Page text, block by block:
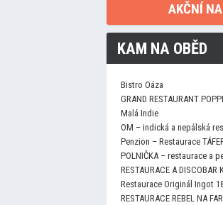
AKČNÍ
KAM NA OBĚD
Bistro Oáza
GRAND RESTAURANT
Malá Indie
OM – indická a nepálská
Penzion – Restaurace
POLNIČKA – restaurace a
RESTAURACE A DISCOBAR
Restaurace Originál Ingot
RESTAURACE REBEL NA